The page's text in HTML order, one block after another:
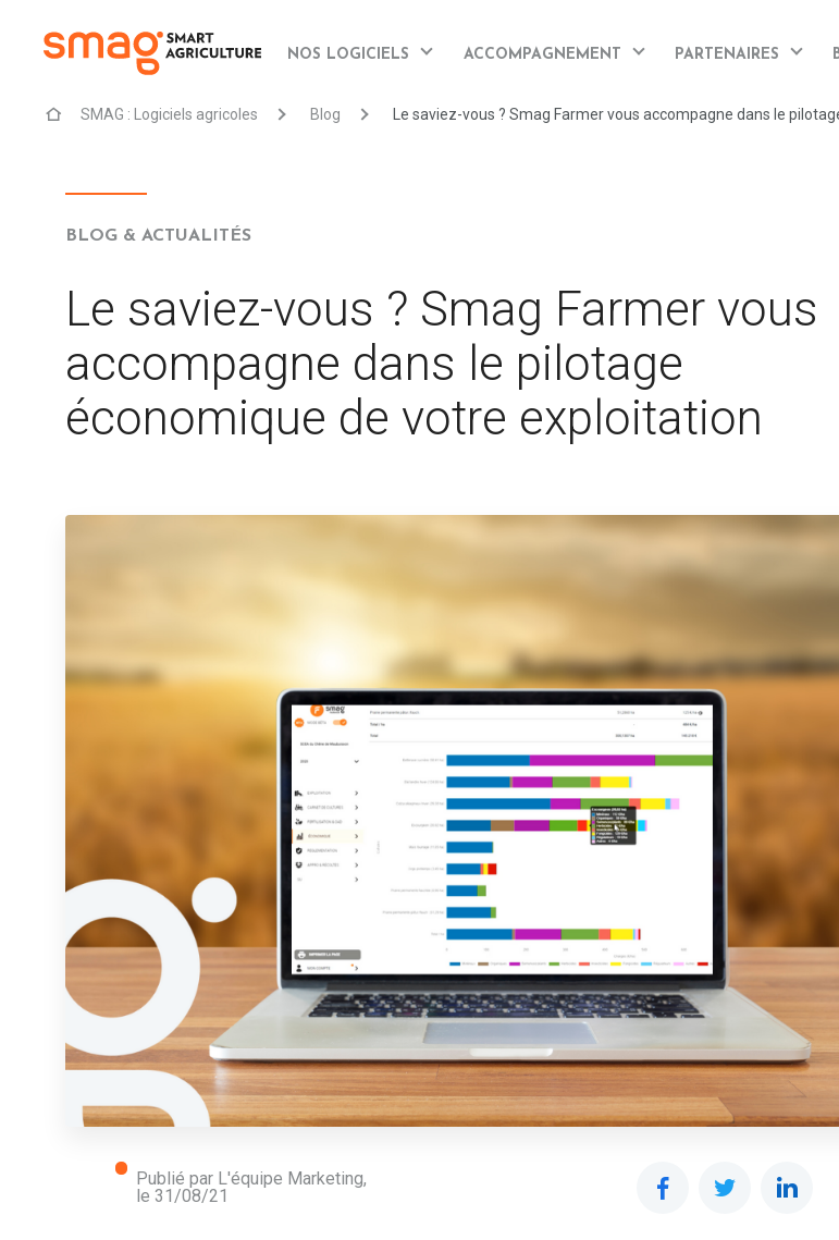
NOS LOGICIELS ACCOMPAGNEMENT PARTENAIRES
SMAG : Logiciels agricoles Blog Le saviez-vous ? Smag Farmer vous accompagne dans le
BLOG & ACTUALITÉS
Le saviez-vous ? Smag Farmer vous
accompagne dans le pilotage
économique de votre exploitation
Publié par L'équipe Marketing,
le31/08/21